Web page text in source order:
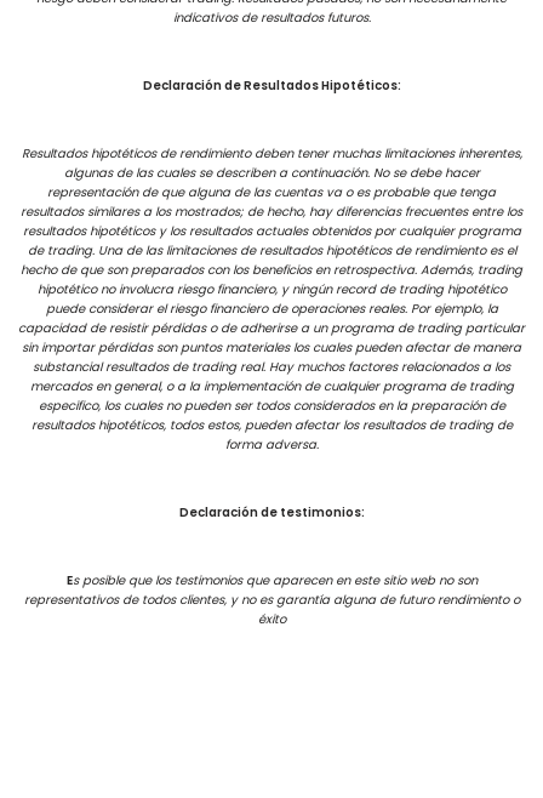
indicativos de resultados futuros.
Declaración de Resultados Hipotéticos:
Resultados hipotéticos de rendimiento deben tener muchas limitaciones inherentes,
algunas de las cuales se describen a continuación. No se debe hacer
representación de que alguna de las cuentas va o es probable que tenga
resultados similares a los mostrados; de hecho, hay diferencias frecuentes entre los
resultados hipotéticos y los resultados actuales obtenidos por cualquier programa
de trading. Una de las limitaciones de resultados hipotéticos de rendimiento es el
hecho de que son preparados con los beneficios en retrospectiva. Además, trading
hipotético no involucra riesgo financiero, y ningún record de trading hipotético
puede considerar el riesgo financiero de operaciones reales. Por ejemplo, la
capacidad de resistir pérdidas o de adherirse a un programa de trading particular
sin importar pérdidas son puntos materiales los cuales pueden afectar de manera
substancial resultados de trading real. Hay muchos factores relacionados a los
mercados en general, o a la implementación de cualquier programa de trading
especifico, los cuales no pueden ser todos considerados en la preparación de
resultados hipotéticos, todos estos, pueden afectar los resultados de trading de
forma adversa.
Declaración de testimonios:
Es posible que los testimonios que aparecen en este sitio web no son
representativos de todos clientes, y no es garantía alguna de futuro rendimiento o
éxito